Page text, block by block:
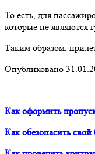
То есть, для
которые не
Таким образом,
Опубликовано
Как оформить
Как обезопасить